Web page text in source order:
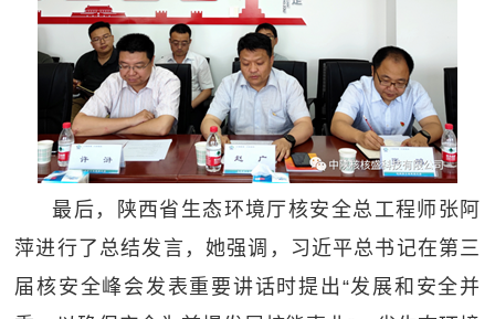
最后，陕西省生态环境厅核安全总工程师张阿
萍进行了总结发言，她强调，习近平总书记在第三
届核安全峰会发表重要讲话时提出“发展和安全并